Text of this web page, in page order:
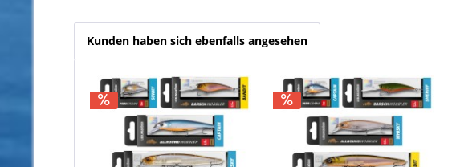
Kunden haben sich ebenfalls angesehen